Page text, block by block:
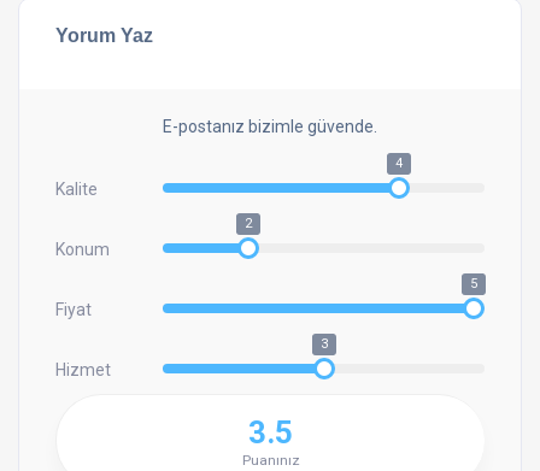
Yorum Yaz
E-postanız bizimle güvende.
Kalite
4
Konum
2
Fiyat
5
Hizmet
3
3.5
Puanınız